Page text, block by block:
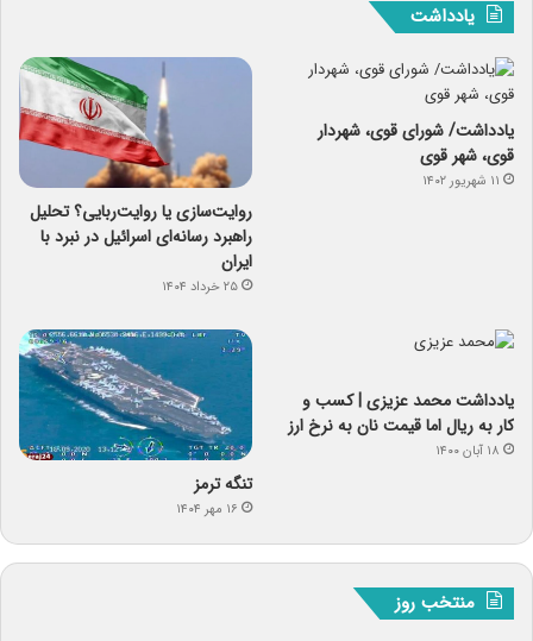
یادداشت
یادداشت/ شورای قوی، شهردار
قوی، شهر قوی
۱۱ شهریور ۱۴۰۲
روایت‌سازی یا روایت‌ربایی؟ تحلیل
راهبرد رسانه‌ای اسرائیل در نبرد با
ایران
۲۵ خرداد ۱۴۰۴
یادداشت‌ محمد عزیزی | کسب و
کار به ریال اما قیمت نان به نرخ ارز
۱۸ آبان ۱۴۰۰
تنگه ترمز
۱۶ مهر ۱۴۰۴
منتخب روز